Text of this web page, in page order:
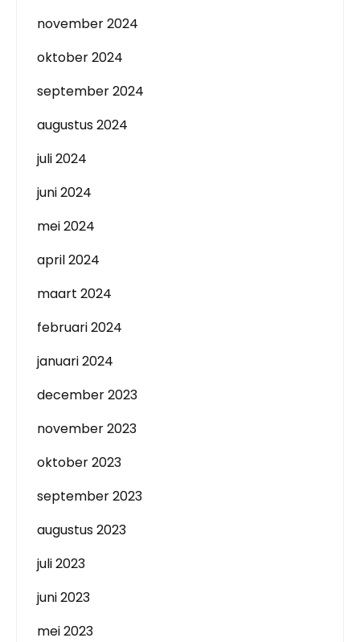
november 2024
oktober 2024
september 2024
augustus 2024
juli 2024
juni 2024
mei 2024
april 2024
maart 2024
februari 2024
januari 2024
december 2023
november 2023
oktober 2023
september 2023
augustus 2023
juli 2023
juni 2023
mei 2023